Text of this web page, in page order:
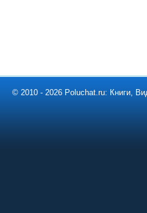
© 2010 - 2026 Poluchat.ru: Книги,